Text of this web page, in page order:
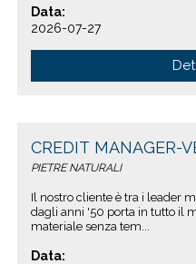
Data:
2026-07-27
CREDIT MANAGER-
PIETRE NATURALI
Il nostro cliente è tra i leader
dagli anni '50 porta in tutto il
materiale senza tem...
Data: